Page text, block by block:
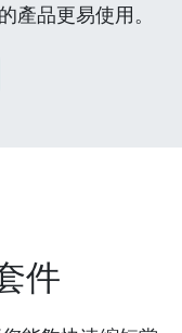
產品更易使用。
件